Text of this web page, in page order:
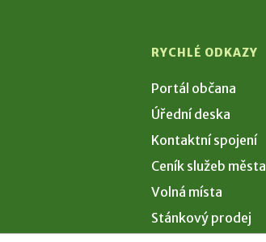
RYCHLÉ ODKAZY
Portál občana
Úřední deska
Kontaktní spojení
Ceník služeb města
Volná místa
Stánkový prodej